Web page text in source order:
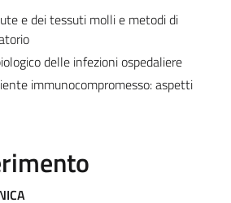
e dei tessuti molli e metodi di
delle infezioni ospedaliere
immunocompromesso: aspetti